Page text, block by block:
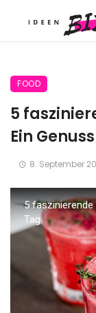
FOOD
5
Ein
8. September
5 faszinierende
Tag